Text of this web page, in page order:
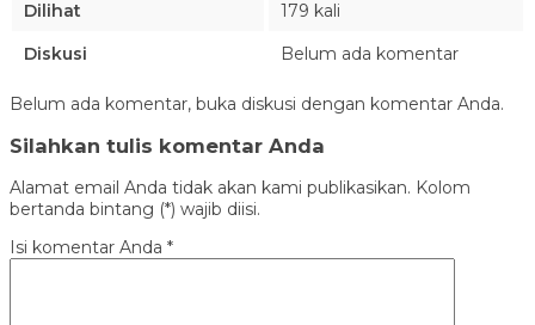
Dilihat
179 kali
Diskusi
Belum ada komentar
Belum ada komentar, buka diskusi dengan komentar Anda.
Silahkan tulis komentar Anda
Alamat email Anda tidak akan kami publikasikan. Kolom
bertanda bintang (*) wajib diisi.
Isi komentar Anda *